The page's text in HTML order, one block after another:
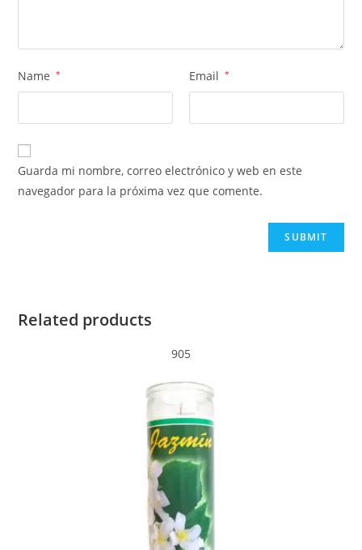
Name * Email *
Guarda mi nombre, correo electrónico y web en este
navegador para la próxima vez que comente.
Related products
905